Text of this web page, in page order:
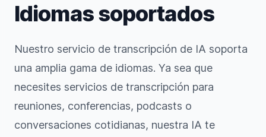
Idiomas soportados
Nuestro servicio de transcripción de IA soporta
una amplia gama de idiomas. Ya sea que
necesites servicios de transcripción para
reuniones, conferencias, podcasts o
conversaciones cotidianas, nuestra IA te